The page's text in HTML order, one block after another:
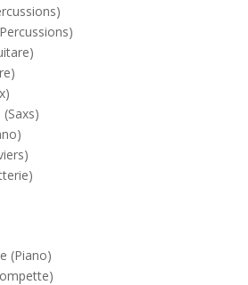
(Piano)